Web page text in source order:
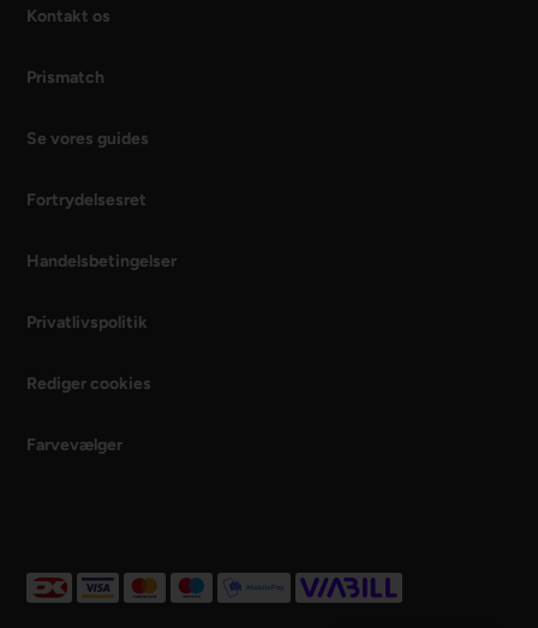
Kontakt os
Prismatch
Se vores guides
Fortrydelsesret
Handelsbetingelser
Privatlivspolitik
Rediger cookies
Farvevælger